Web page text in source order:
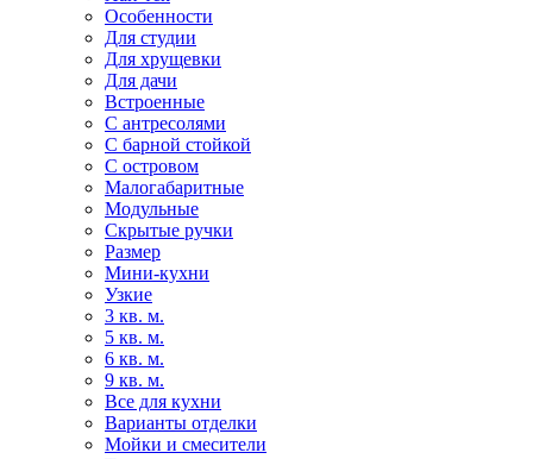
Особенности
Для студии
Для хрущевки
Для дачи
Встроенные
С антресолями
С барной стойкой
С островом
Малогабаритные
Модульные
Скрытые ручки
Размер
Мини-кухни
Узкие
3 кв. м.
5 кв. м.
6 кв. м.
9 кв. м.
Все для кухни
Варианты отделки
Мойки и смесители